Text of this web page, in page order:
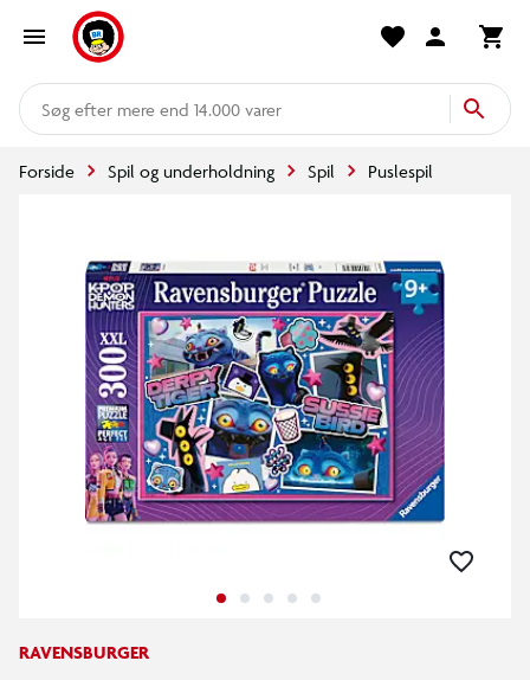
mere end 14.000 varer
Forside Spil og underholdning Spil Puslespil
RAVENSBURGER